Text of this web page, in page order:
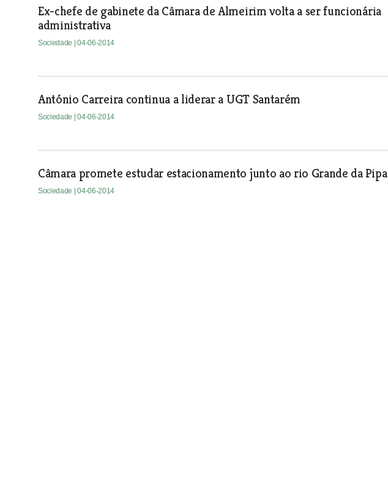
Ex-chefe de gabinete da Câmara de Almeirim volta a ser funcionária
administrativa
Sociedade | 04-06-2014
António Carreira continua a liderar a UGT Santarém
Sociedade | 04-06-2014
Câmara promete estudar estacionamento junto ao rio Grande da Pipa
Sociedade | 04-06-2014